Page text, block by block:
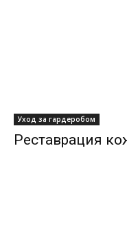
Уход за гардеробом
Реставрация